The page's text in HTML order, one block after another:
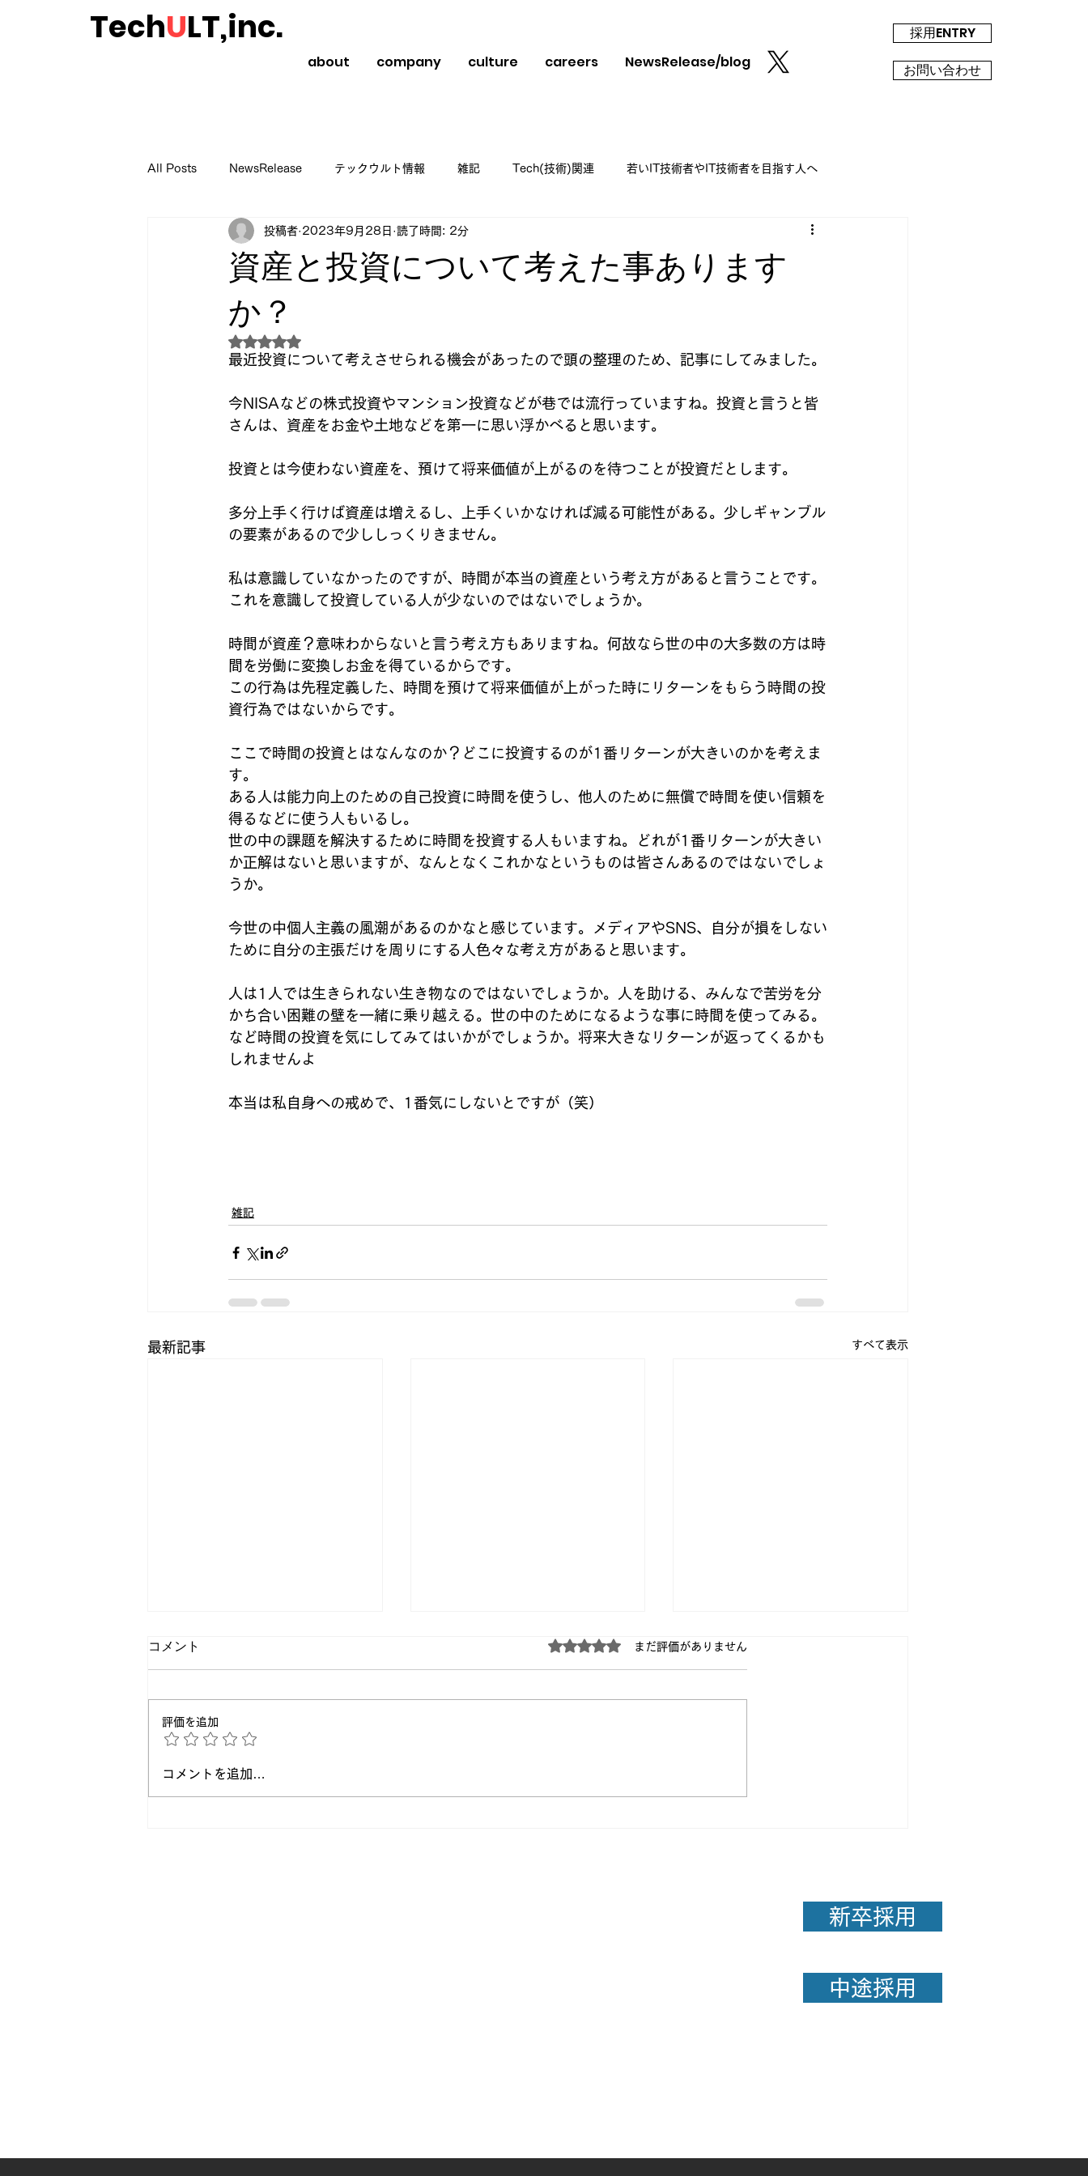
TechULT,inc.
about company culture careers NewsRelease/blog
採用ENTRY
お問い合わせ
All Posts NewsRelease テックウルト情報 雑記 Tech(技術)関連 若いIT技術者やIT技術者を目指す人へ
起業や副業のススメ 読書のススメ
資産と投資について考えた事あります
か？
投稿者 2023年9月28日 読了時間: 2分
5つ星のうちNaNと評価されています。
最近投資について考えさせられる機会があったので頭の整理のため、記事にしてみました。
今NISAなどの株式投資やマンション投資などが巷では流行っていますね。投資と言うと皆
さんは、資産をお金や土地などを第一に思い浮かべると思います。
投資とは今使わない資産を、預けて将来価値が上がるのを待つことが投資だとします。
多分上手く行けば資産は増えるし、上手くいかなければ減る可能性がある。少しギャンブル
の要素があるので少ししっくりきません。
私は意識していなかったのですが、時間が本当の資産という考え方があると言うことです。
これを意識して投資している人が少ないのではないでしょうか。
時間が資産？意味わからないと言う考え方もありますね。何故なら世の中の大多数の方は時
間を労働に変換しお金を得ているからです。
この行為は先程定義した、時間を預けて将来価値が上がった時にリターンをもらう時間の投
資行為ではないからです。
ここで時間の投資とはなんなのか？どこに投資するのが1番リターンが大きいのかを考えま
す。
ある人は能力向上のための自己投資に時間を使うし、他人のために無償で時間を使い信頼を
得るなどに使う人もいるし。
世の中の課題を解決するために時間を投資する人もいますね。どれが1番リターンが大きい
か正解はないと思いますが、なんとなくこれかなというものは皆さんあるのではないでしょ
うか。
今世の中個人主義の風潮があるのかなと感じています。メディアやSNS、自分が損をしない
ために自分の主張だけを周りにする人色々な考え方があると思います。
人は1人では生きられない生き物なのではないでしょうか。人を助ける、みんなで苦労を分
かち合い困難の壁を一緒に乗り越える。世の中のためになるような事に時間を使ってみる。
など時間の投資を気にしてみてはいかがでしょうか。将来大きなリターンが返ってくるかも
しれませんよ
本当は私自身への戒めで、1番気にしないとですが（笑）
雑記
最新記事 すべて表示
正論よりも大切なこと。相手
が動き出すコミュニケーショ
「AI組織」になる？
い理由
コメント 5つ星のうち0と評価されています。
まだ評価がありません
評価を追加
コメントを追加…
新卒採用
中途採用